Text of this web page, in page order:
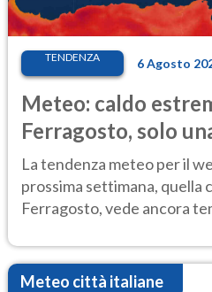
TENDENZA 6 Agosto
Meteo: caldo
Ferragosto, solo
Ecco dove
La tendenza meteo per il
prossima settimana, quella
Ferragosto, vede ancora
Meteo città italiane